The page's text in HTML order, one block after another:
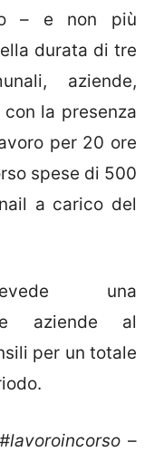
– e non più
durata di tre
aziende,
la presenza
per 20 ore
spese di 500
a carico del
una
aziende al
per un totale
#lavoroincorso –